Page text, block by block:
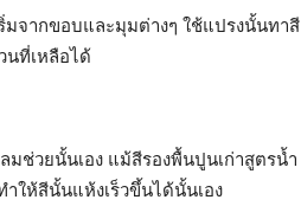
มจากขอบและมุมต่างๆ ใช้แปรงนั้นทาสี
นที่เหลือได้
มช่วยนั้นเอง แม้สีรองพื้นปูนเก่าสูตรน้ำ
ให้สีนั้นแห้งเร็วขึ้นได้นั้นเอง